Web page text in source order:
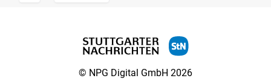
© NPG Digital GmbH 2026